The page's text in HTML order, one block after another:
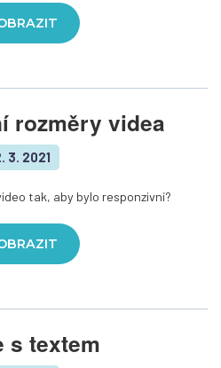
rozměry videa
3. 2021
tak, aby bylo responzivní?
s textem